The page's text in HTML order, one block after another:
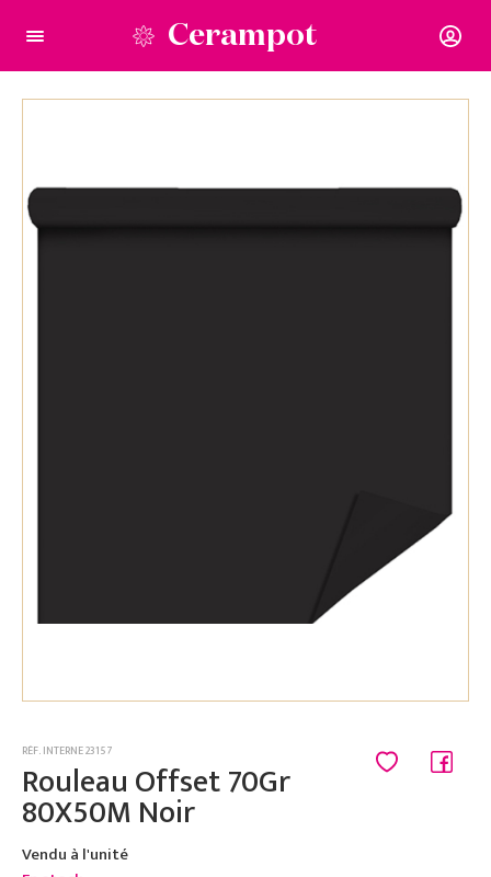
Cerampot
RÉF. INTERNE 23157
Rouleau Offset 70Gr
80X50M Noir
Vendu à l'unité